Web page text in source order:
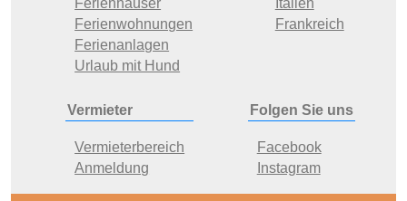
Ferienhäuser
Ferienwohnungen
Ferienanlagen
Urlaub mit Hund
Italien
Frankreich
Vermieter
Vermieterbereich
Anmeldung
Folgen Sie uns
Facebook
Instagram